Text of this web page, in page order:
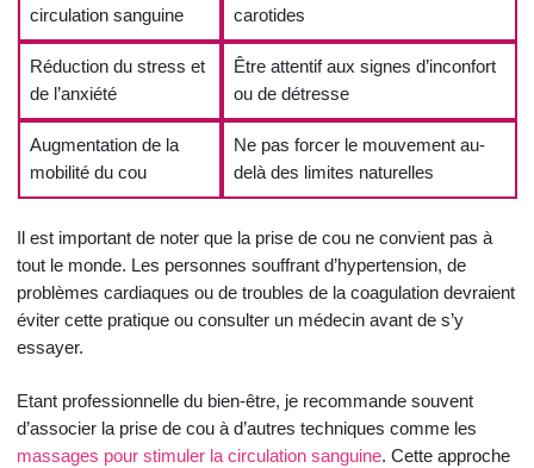
circulation sanguine
carotides
Réduction du stress et
de l’anxiété
Être attentif aux signes d’inconfort
ou de détresse
Augmentation de la
mobilité du cou
Ne pas forcer le mouvement au-
delà des limites naturelles
Il est important de noter que la prise de cou ne convient pas à
tout le monde. Les personnes souffrant d’hypertension, de
problèmes cardiaques ou de troubles de la coagulation devraient
éviter cette pratique ou consulter un médecin avant de s’y
essayer.
Etant professionnelle du bien-être, je recommande souvent
d’associer la prise de cou à d’autres techniques comme les
massages pour stimuler la circulation sanguine. Cette approche